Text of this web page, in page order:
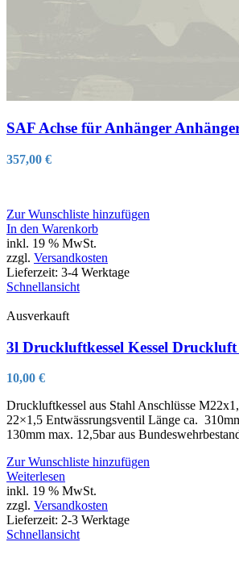
SAF Achse für Anhänger
357,00 €
Zur Wunschliste hinzufügen
In den Warenkorb
inkl. 19 % MwSt.
zzgl. Versandkosten
Lieferzeit: 3-4 Werktage
Schnellansicht
Ausverkauft
3l Druckluftkessel Kessel
10,00 €
Druckluftkessel aus Stahl Anschlüsse
22×1,5 Entwässrungsventil Länge ca.
130mm max. 12,5bar aus
Zur Wunschliste hinzufügen
Weiterlesen
inkl. 19 % MwSt.
zzgl. Versandkosten
Lieferzeit: 2-3 Werktage
Schnellansicht